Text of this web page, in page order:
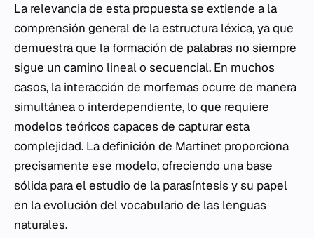
La relevancia de esta propuesta se extiende a la
comprensión general de la estructura léxica, ya que
demuestra que la formación de palabras no siempre
sigue un camino lineal o secuencial. En muchos
casos, la interacción de morfemas ocurre de manera
simultánea o interdependiente, lo que requiere
modelos teóricos capaces de capturar esta
complejidad. La definición de Martinet proporciona
precisamente ese modelo, ofreciendo una base
sólida para el estudio de la parasíntesis y su papel
en la evolución del vocabulario de las lenguas
naturales.